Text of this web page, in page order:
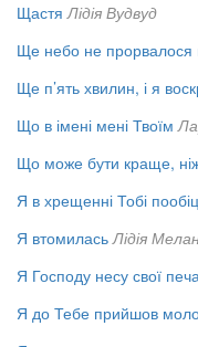
Щастя Лідія Вудвуд
Ще небо не прорвалося
Ще п’ять хвилин, і я
Що в імені мені Твоїм
Що може бути краще,
Я в хрещенні Тобі
Я втомилась Лідія
Я Господу несу свої
Я до Тебе прийшов